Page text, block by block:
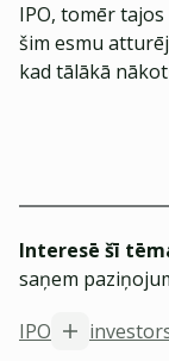
IPO, tomēr
šim esmu
kad tālākā
Interesē šī
saņem
IPO